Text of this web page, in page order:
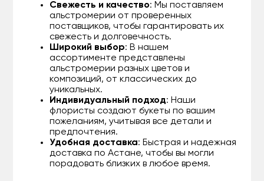
Свежесть и качество: Мы поставляем
альстромерии от проверенных
поставщиков, чтобы гарантировать их
свежесть и долговечность.
Широкий выбор: В нашем
ассортименте представлены
альстромерии разных цветов и
композиций, от классических до
уникальных.
Индивидуальный подход: Наши
флористы создают букеты по вашим
пожеланиям, учитывая все детали и
предпочтения.
Удобная доставка: Быстрая и надежная
доставка по Астане, чтобы вы могли
порадовать близких в любое время.